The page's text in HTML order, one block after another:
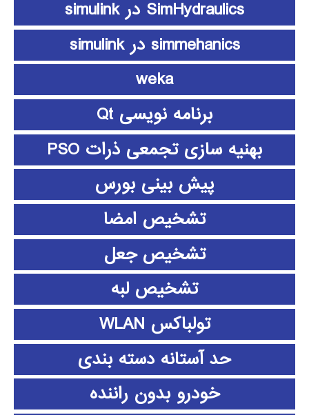
SimHydraulics در simulink
simmehanics در simulink
weka
برنامه نویسی Qt
بهنیه سازی تجمعی ذرات PSO
پیش بینی بورس
تشخیص امضا
تشخیص جعل
تشخیص لبه
تولباکس WLAN
حد آستانه دسته بندی
خودرو بدون راننده